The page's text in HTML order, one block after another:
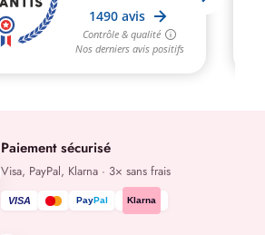
Paiement sécurisé
Visa, PayPal, Klarna · 3× sans frais
VISA PayPal Klarna